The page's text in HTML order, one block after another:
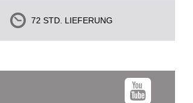
72 STD. LIEFERUNG